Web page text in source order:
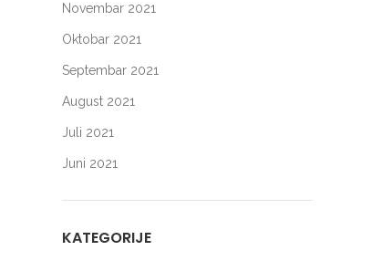
Novembar 2021
Oktobar 2021
Septembar 2021
August 2021
Juli 2021
Juni 2021
KATEGORIJE